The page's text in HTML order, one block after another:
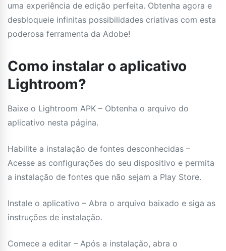
uma experiência de edição perfeita. Obtenha agora e
desbloqueie infinitas possibilidades criativas com esta
poderosa ferramenta da Adobe!
Como instalar o aplicativo
Lightroom?
Baixe o Lightroom APK – Obtenha o arquivo do
aplicativo nesta página.
Habilite a instalação de fontes desconhecidas –
Acesse as configurações do seu dispositivo e permita
a instalação de fontes que não sejam a Play Store.
Instale o aplicativo – Abra o arquivo baixado e siga as
instruções de instalação.
Comece a editar – Após a instalação, abra o